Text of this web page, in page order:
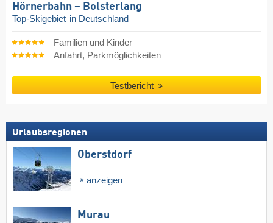
Hörnerbahn – Bolsterlang
Top-Skigebiet in Deutschland
Familien und Kinder
Anfahrt, Parkmöglichkeiten
Testbericht
Urlaubsregionen
Oberstdorf
anzeigen
Murau